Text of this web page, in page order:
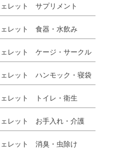
レット サプリメント
ェレット 食器・水飲み
ェレット ケージ・サークル
ェレット ハンモック・寝袋
ェレット トイレ・衛生
ェレット お手入れ・介護
ェレット 消臭・虫除け